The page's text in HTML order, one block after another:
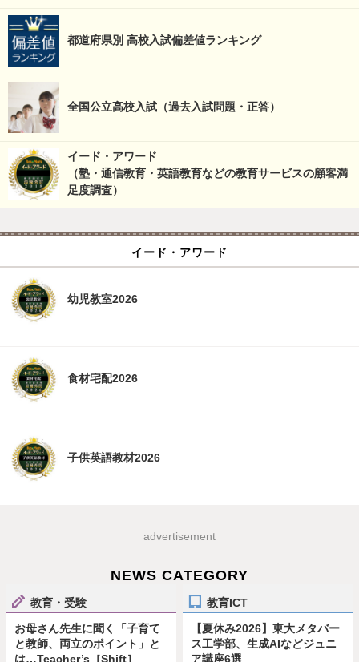
都道府県別 高校入試偏差値ランキング
全国公立高校入試（過去入試問題・正答）
イード・アワード
（塾・通信教育・英語教育などの教育サービスの顧客満
足度調査）
イード・アワード
幼児教室2026
食材宅配2026
子供英語教材2026
advertisement
NEWS CATEGORY
教育・受験
お母さん先生に聞く「子育て
と教師、両立のポイント」と
は…Teacher’s［Shift］
教育ICT
【夏休み2026】東大メタバー
ス工学部、生成AIなどジュニ
ア講座6選